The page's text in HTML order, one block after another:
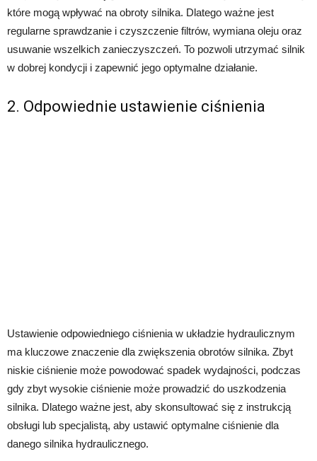
które mogą wpływać na obroty silnika. Dlatego ważne jest
regularne sprawdzanie i czyszczenie filtrów, wymiana oleju oraz
usuwanie wszelkich zanieczyszczeń. To pozwoli utrzymać silnik
w dobrej kondycji i zapewnić jego optymalne działanie.
2. Odpowiednie ustawienie ciśnienia
Ustawienie odpowiedniego ciśnienia w układzie hydraulicznym
ma kluczowe znaczenie dla zwiększenia obrotów silnika. Zbyt
niskie ciśnienie może powodować spadek wydajności, podczas
gdy zbyt wysokie ciśnienie może prowadzić do uszkodzenia
silnika. Dlatego ważne jest, aby skonsultować się z instrukcją
obsługi lub specjalistą, aby ustawić optymalne ciśnienie dla
danego silnika hydraulicznego.